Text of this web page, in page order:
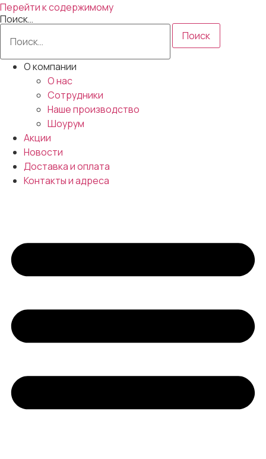
Перейти к содержимому
Поиск…
Поиск
О компании
О нас
Сотрудники
Наше производство
Шоурум
Акции
Новости
Доставка и оплата
Контакты и адреса